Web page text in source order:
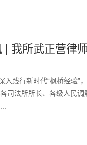
| 我所武正营律
入践行新时代“枫桥经验”
司法所所长、各级人民